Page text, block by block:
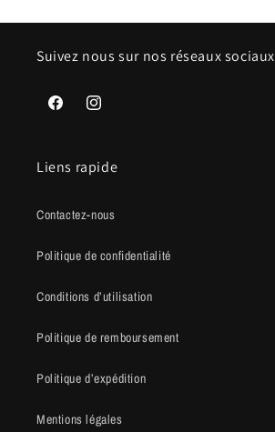
Suivez nous sur nos réseaux sociaux
FacebookInstagram
Liens rapide
Contactez-nous
Politique de confidentialité
Conditions d’utilisation
Politique de remboursement
Politique d’expédition
Mentions légales